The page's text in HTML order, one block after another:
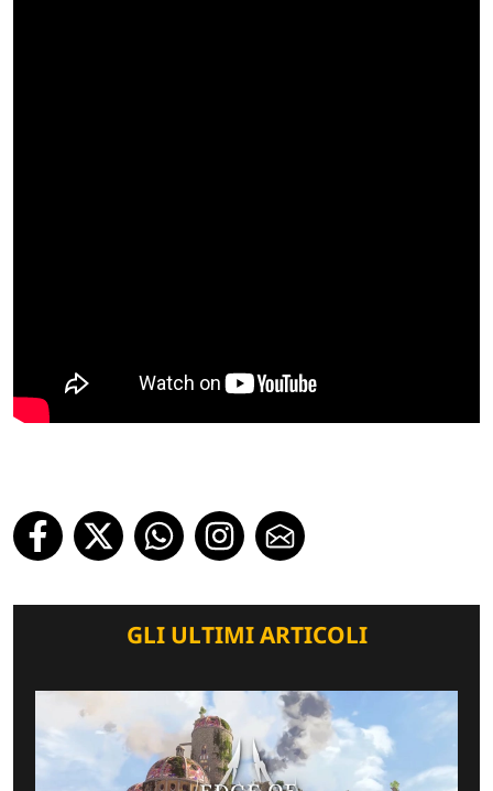
GLI ULTIMI ARTICOLI